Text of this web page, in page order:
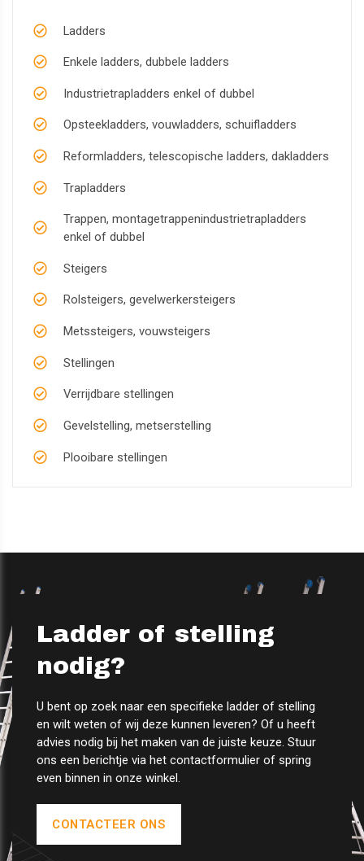
Ladders
Enkele ladders, dubbele ladders
Industrietrapladders enkel of dubbel
Opsteekladders, vouwladders, schuifladders
Reformladders, telescopische ladders, dakladders
Trapladders
Trappen, montagetrappenindustrietrapladders
enkel of dubbel
Steigers
Rolsteigers, gevelwerkersteigers
Metssteigers, vouwsteigers
Stellingen
Verrijdbare stellingen
Gevelstelling, metserstelling
Plooibare stellingen
Ladder of stelling
nodig?
U bent op zoek naar een specifieke ladder of stelling
en wilt weten of wij deze kunnen leveren? Of u heeft
advies nodig bij het maken van de juiste keuze. Stuur
ons een berichtje via het contactformulier of spring
even binnen in onze winkel.
CONTACTEER ONS